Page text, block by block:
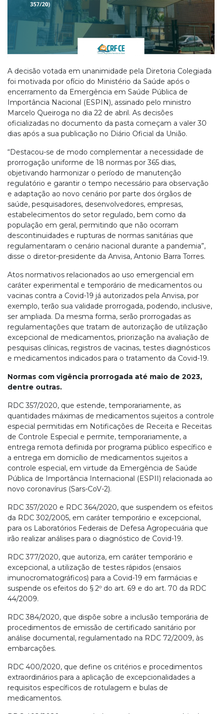
A decisão votada em unanimidade pela Diretoria Colegiada
foi motivada por ofício do Ministério da Saúde após o
encerramento da Emergência em Saúde Pública de
Importância Nacional (ESPIN), assinado pelo ministro
Marcelo Queiroga no dia 22 de abril. As decisões
oficializadas no documento da pasta começam a valer 30
dias após a sua publicação no Diário Oficial da União.
“Destacou-se de modo complementar a necessidade de
prorrogação uniforme de 18 normas por 365 dias,
objetivando harmonizar o período de manutenção
regulatório e garantir o tempo necessário para observação
e adaptação ao novo cenário por parte dos órgãos de
saúde, pesquisadores, desenvolvedores, empresas,
estabelecimentos do setor regulado, bem como da
população em geral, permitindo que não ocorram
descontinuidades e rupturas de normas sanitárias que
regulamentaram o cenário nacional durante a pandemia”,
disse o diretor-presidente da Anvisa, Antonio Barra Torres.
Atos normativos relacionados ao uso emergencial em
caráter experimental e temporário de medicamentos ou
vacinas contra a Covid-19 já autorizados pela Anvisa, por
exemplo, terão sua validade prorrogada, podendo, inclusive,
ser ampliada. Da mesma forma, serão prorrogadas as
regulamentações que tratam de autorização de utilização
excepcional de medicamentos, priorização na avaliação de
pesquisas clínicas, registros de vacinas, testes diagnósticos
e medicamentos indicados para o tratamento da Covid-19.
Normas com vigência prorrogada até maio de 2023,
dentre outras.
RDC 357/2020, que estende, temporariamente, as
quantidades máximas de medicamentos sujeitos a controle
especial permitidas em Notificações de Receita e Receitas
de Controle Especial e permite, temporariamente, a
entrega remota definida por programa público específico e
a entrega em domicílio de medicamentos sujeitos a
controle especial, em virtude da Emergência de Saúde
Pública de Importância Internacional (ESPII) relacionada ao
novo coronavírus (Sars-CoV-2).
RDC 357/2020 e RDC 364/2020, que suspendem os efeitos
da RDC 302/2005, em caráter temporário e excepcional,
para os Laboratórios Federais de Defesa Agropecuária que
irão realizar análises para o diagnóstico de Covid-19.
RDC 377/2020, que autoriza, em caráter temporário e
excepcional, a utilização de testes rápidos (ensaios
imunocromatográficos) para a Covid-19 em farmácias e
suspende os efeitos do § 2º do art. 69 e do art. 70 da RDC
44/2009.
RDC 384/2020, que dispõe sobre a inclusão temporária de
procedimentos de emissão de certificado sanitário por
análise documental, regulamentado na RDC 72/2009, às
embarcações.
RDC 400/2020, que define os critérios e procedimentos
extraordinários para a aplicação de excepcionalidades a
requisitos específicos de rotulagem e bulas de
medicamentos.